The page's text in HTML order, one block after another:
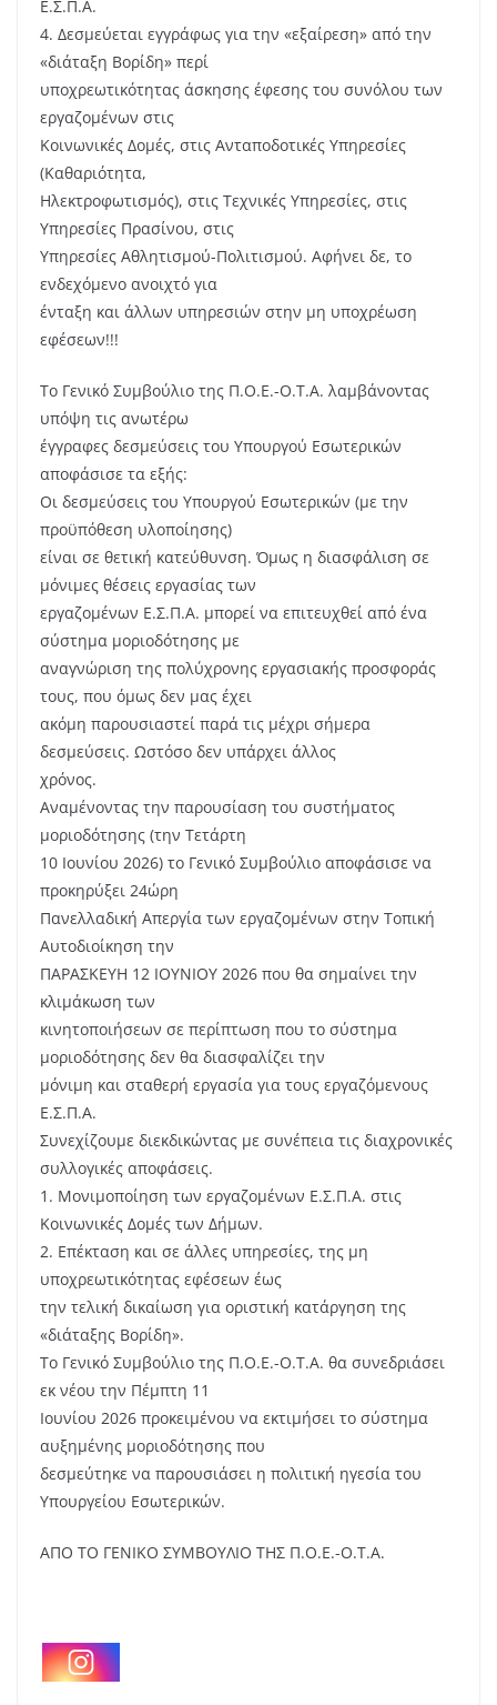
Ε.Σ.Π.Α.
4. Δεσμεύεται εγγράφως για την «εξαίρεση» από την
«διάταξη Βορίδη» περί
υποχρεωτικότητας άσκησης έφεσης του συνόλου των
εργαζομένων στις
Κοινωνικές Δομές, στις Ανταποδοτικές Υπηρεσίες
(Καθαριότητα,
Ηλεκτροφωτισμός), στις Τεχνικές Υπηρεσίες, στις
Υπηρεσίες Πρασίνου, στις
Υπηρεσίες Αθλητισμού-Πολιτισμού. Αφήνει δε, το
ενδεχόμενο ανοιχτό για
ένταξη και άλλων υπηρεσιών στην μη υποχρέωση
εφέσεων!!!
Το Γενικό Συμβούλιο της Π.Ο.Ε.-Ο.Τ.Α. λαμβάνοντας
υπόψη τις ανωτέρω
έγγραφες δεσμεύσεις του Υπουργού Εσωτερικών
αποφάσισε τα εξής:
Οι δεσμεύσεις του Υπουργού Εσωτερικών (με την
προϋπόθεση υλοποίησης)
είναι σε θετική κατεύθυνση. Όμως η διασφάλιση σε
μόνιμες θέσεις εργασίας των
εργαζομένων Ε.Σ.Π.Α. μπορεί να επιτευχθεί από ένα
σύστημα μοριοδότησης με
αναγνώριση της πολύχρονης εργασιακής προσφοράς
τους, που όμως δεν μας έχει
ακόμη παρουσιαστεί παρά τις μέχρι σήμερα
δεσμεύσεις. Ωστόσο δεν υπάρχει άλλος
χρόνος.
Αναμένοντας την παρουσίαση του συστήματος
μοριοδότησης (την Τετάρτη
10 Ιουνίου 2026) το Γενικό Συμβούλιο αποφάσισε να
προκηρύξει 24ώρη
Πανελλαδική Απεργία των εργαζομένων στην Τοπική
Αυτοδιοίκηση την
ΠΑΡΑΣΚΕΥΗ 12 ΙΟΥΝΙΟΥ 2026 που θα σημαίνει την
κλιμάκωση των
κινητοποιήσεων σε περίπτωση που το σύστημα
μοριοδότησης δεν θα διασφαλίζει την
μόνιμη και σταθερή εργασία για τους εργαζόμενους
Ε.Σ.Π.Α.
Συνεχίζουμε διεκδικώντας με συνέπεια τις διαχρονικές
συλλογικές αποφάσεις.
1. Μονιμοποίηση των εργαζομένων Ε.Σ.Π.Α. στις
Κοινωνικές Δομές των Δήμων.
2. Επέκταση και σε άλλες υπηρεσίες, της μη
υποχρεωτικότητας εφέσεων έως
την τελική δικαίωση για οριστική κατάργηση της
«διάταξης Βορίδη».
Το Γενικό Συμβούλιο της Π.Ο.Ε.-Ο.Τ.Α. θα συνεδριάσει
εκ νέου την Πέμπτη 11
Ιουνίου 2026 προκειμένου να εκτιμήσει το σύστημα
αυξημένης μοριοδότησης που
δεσμεύτηκε να παρουσιάσει η πολιτική ηγεσία του
Υπουργείου Εσωτερικών.
ΑΠΟ ΤΟ ΓΕΝΙΚΟ ΣΥΜΒΟΥΛΙΟ ΤΗΣ Π.Ο.Ε.-Ο.Τ.Α.